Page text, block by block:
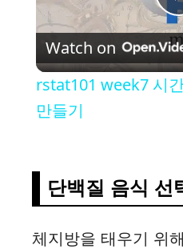
Watch on
rstat101 week7 시
만들기
단백질 음식 선
체지방을 태우기 위